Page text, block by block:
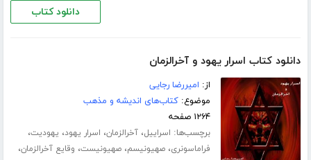
دانلود کتاب
دانلود کتاب اسرار یهود و آخرالزمان
از: امیررضا رجایی
موضوع:کتاب‌های اندیشه و مذهب
۱۲۶۴ صفحه
برچسب‌ها: اسراییل،آخرالزمان، اسرار یهود، یهودیت،
فراماسونری،صهیونیسم،صهیونیست، وقایع آخرالزمان،